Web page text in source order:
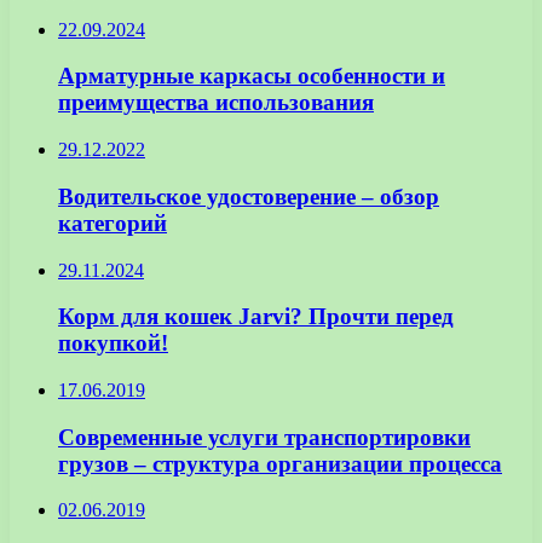
22.09.2024
Арматурные каркасы особенности и
преимущества использования
29.12.2022
Водительское удостоверение – обзор
категорий
29.11.2024
Корм для кошек Jarvi? Прочти перед
покупкой!
17.06.2019
Современные услуги транспортировки
грузов – структура организации процесса
02.06.2019